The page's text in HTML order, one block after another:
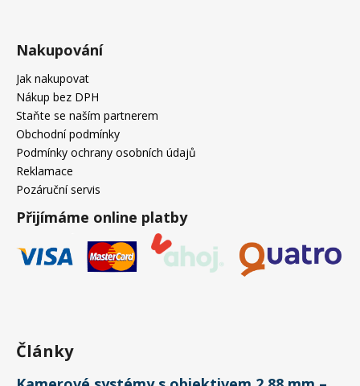
Nakupování
Jak nakupovat
Nákup bez DPH
Staňte se naším partnerem
Obchodní podmínky
Podmínky ochrany osobních údajů
Reklamace
Pozáruční servis
Přijímáme online platby
Články